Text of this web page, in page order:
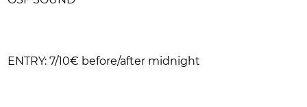
ENTRY: 7/10€ before/after midnight